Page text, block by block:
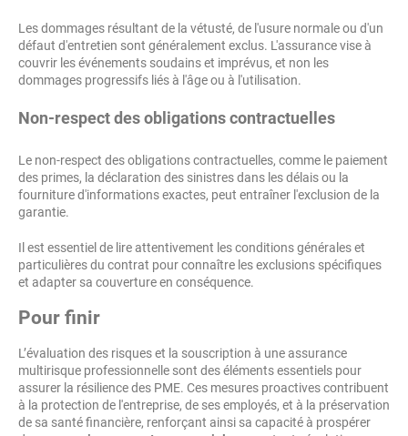
Les dommages résultant de la vétusté, de l'usure normale ou d'un
défaut d'entretien sont généralement exclus. L'assurance vise à
couvrir les événements soudains et imprévus, et non les
dommages progressifs liés à l'âge ou à l'utilisation.
Non-respect des obligations contractuelles
Le non-respect des obligations contractuelles, comme le paiement
des primes, la déclaration des sinistres dans les délais ou la
fourniture d'informations exactes, peut entraîner l'exclusion de la
garantie.
Il est essentiel de lire attentivement les conditions générales et
particulières du contrat pour connaître les exclusions spécifiques
et adapter sa couverture en conséquence.
Pour finir
L’évaluation des risques et la souscription à une assurance
multirisque professionnelle sont des éléments essentiels pour
assurer la résilience des PME. Ces mesures proactives contribuent
à la protection de l'entreprise, de ses employés, et à la préservation
de sa santé financière, renforçant ainsi sa capacité à prospérer